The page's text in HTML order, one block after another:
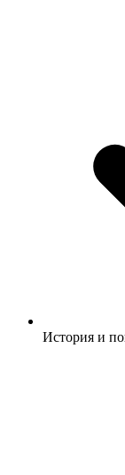
История и